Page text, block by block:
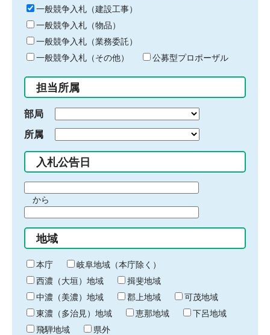
キ
ー
ワ
ー
ド
入
力
一般競争入札（建設工事）
一般競争入札（物品）
一般競争入札（業務委託）
一般競争入札（その他）
公募型プロポーザル
担当所属
部局
所属
入札公告日
間
始
り
から
間
終
わ
り
地域
本庁
岐阜地域（本庁除く）
西濃（大垣）地域
揖斐地域
中濃（美濃）地域
郡上地域
可茂地域
東濃（多治見）地域
恵那地域
下呂地域
飛騨地域
県外